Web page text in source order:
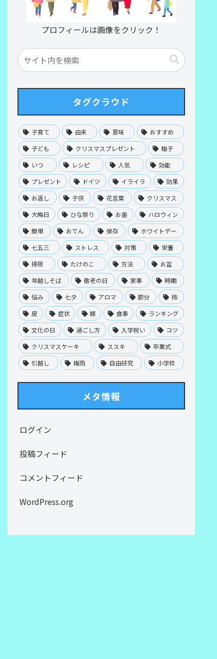
プロフィールは画像をクリック！
タグクラウド
子育て 由来 意味
おすすめ
子ども
クリスマスプレゼント
柚子
いつ
レシピ 人気
効能
プレゼント
ドイツ イライラ
効果
お返し
子供 花言葉
クリスマス
大晦日
ひな祭り お香
ハロウィン
簡単
おでん 保存
ホワイトデー
七五三
ストレス 対策
栄養
掃除
たけのこ 方法
お盆
年越しそば
敬老の日 家事
時期
悩み
七夕 アロマ 節分
柿
皮
症状 嫁 食事
ランキング
文化の日
過ごし方 入学祝い
コツ
クリスマスケーキ
ススキ
卒業式
引越し
梅雨 自由研究 小学校
メタ情報
ログイン
投稿フィード
コメントフィード
WordPress.org